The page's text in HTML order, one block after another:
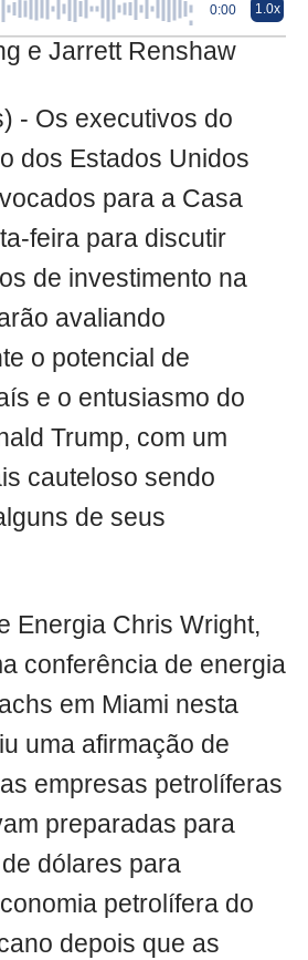
0:00 1.0x
e Jarrett Renshaw
- Os executivos do
dos Estados Unidos
para a Casa
feira para discutir
de investimento na
avaliando
o potencial de
e o entusiasmo do
Trump, com um
cauteloso sendo
de seus
Energia Chris Wright,
conferência de energia
em Miami nesta
uma afirmação de
empresas petrolíferas
preparadas para
dólares para
petrolífera do
depois que as